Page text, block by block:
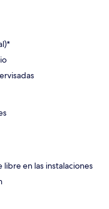
libre en las instalaciones